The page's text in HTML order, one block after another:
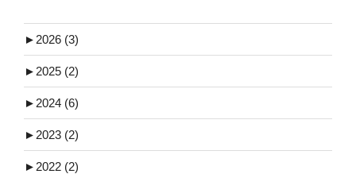
► 2026 (3)
► 2025 (2)
► 2024 (6)
► 2023 (2)
► 2022 (2)